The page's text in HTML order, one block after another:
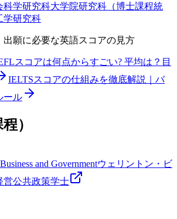
科学研究科大学院研究科（博士課程統
学研究科
出願に必要な英語スコアの見方
スコアは何点からすごい? 平均は？目
IELTSスコアの仕組みを徹底解説｜バ
ール
）
and Governmentウェリントン・ビ
営公共政策学士